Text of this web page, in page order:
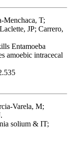
Menchaca, T;
JP; Carrero,
Entamoeba
amoebic intracecal
Varela, M;
solium & IT;